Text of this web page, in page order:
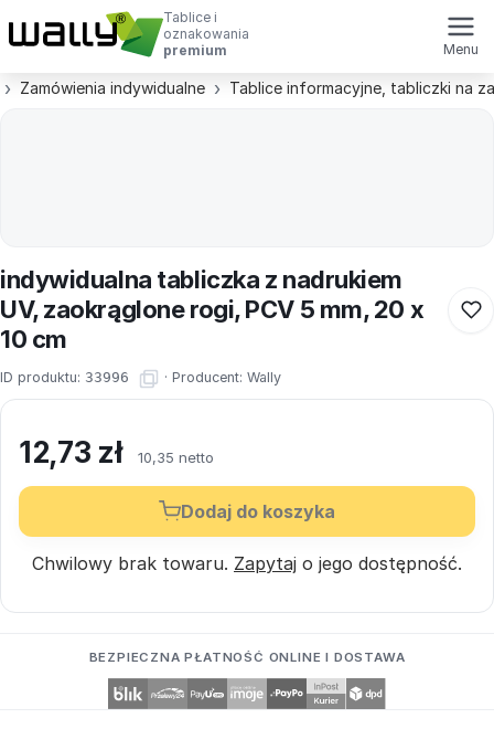
Tablice i
oznakowania
premium
Menu
Zamówienia indywidualne Tablice informacyjne, tabliczki na
indywidualna tabliczka z nadrukiem
UV, zaokrąglone rogi, PCV 5 mm, 20 x
10 cm
ID produktu: 33996 · Producent: Wally
12,73 zł 10,35 netto
Dodaj do koszyka
Chwilowy brak towaru. Zapytaj o jego dostępność.
BEZPIECZNA PŁATNOŚĆ ONLINE I DOSTAWA